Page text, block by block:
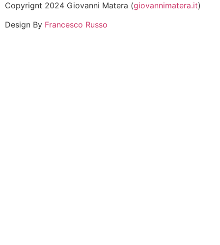
Copyrignt 2024 Giovanni Matera (giovannimatera.it)
Design By Francesco Russo